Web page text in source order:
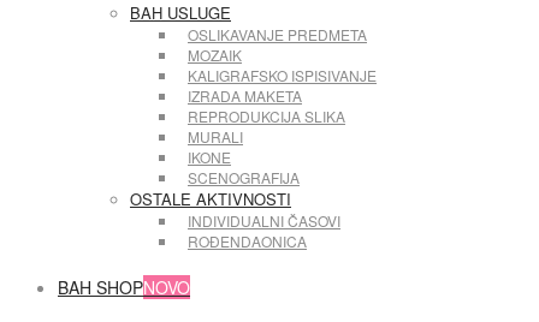
BAH USLUGE
OSLIKAVANJE PREDMETA
MOZAIK
KALIGRAFSKO ISPISIVANJE
IZRADA MAKETA
REPRODUKCIJA SLIKA
MURALI
IKONE
SCENOGRAFIJA
OSTALE AKTIVNOSTI
INDIVIDUALNI ČASOVI
ROĐENDAONICA
BAH SHOPNOVO